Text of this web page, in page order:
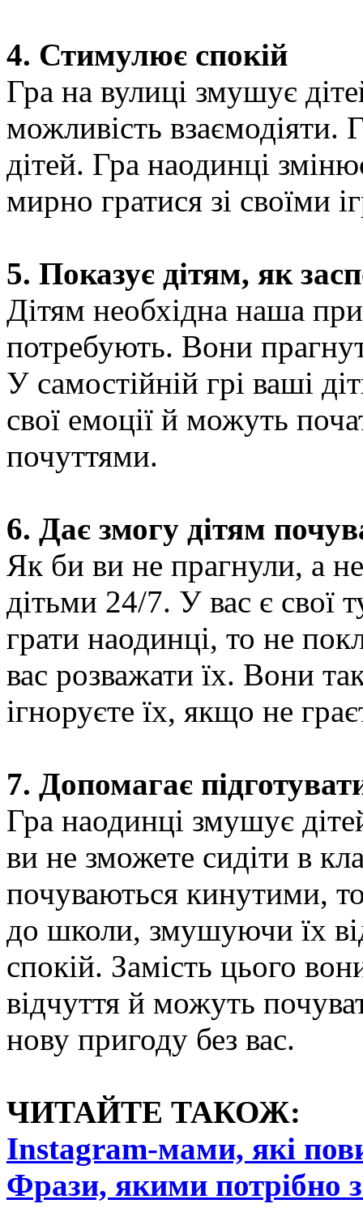
4. Стимулює спокій
Гра на вулиці змушує
можливість взаємодіяти.
дітей. Гра наодинці
мирно гратися зі своїми
5. Показує дітям, як
Дітям необхідна наша
потребують. Вони
У самостійній грі ваші
свої емоції й можуть
почуттями.
6. Дає змогу дітям
Як би ви не прагнули, а
дітьми 24/7. У вас є свої
грати наодинці, то не
вас розважати їх. Вони
ігноруєте їх, якщо не
7. Допомагає
Гра наодинці змушує
ви не зможете сидіти в
почуваються кинутими,
до школи, змушуючи їх
спокій. Замість цього
відчуття й можуть
нову пригоду без вас.
ЧИТАЙТЕ ТАКОЖ:
Instagram-мами, які
Фрази, якими потрібно